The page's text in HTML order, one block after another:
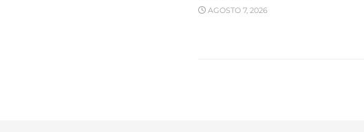
AGOSTO 7, 2026